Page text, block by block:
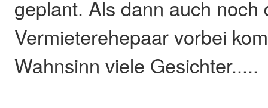
geplant. Als dann auch noch
Vermieterehepaar vorbei
Wahnsinn viele Gesichter.....